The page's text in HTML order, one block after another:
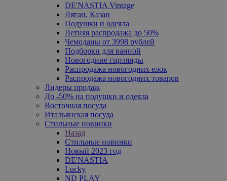
DE'NASTIA Vintage
Ляган, Казан
Подушки и одеяла
Летняя распродажа до 50%
Чемоданы от 3998 рублей
Подборки для ванной
Новогодние гирлянды
Распродажа новогодних елок
Распродажа новогодних товаров
Лидеры продаж
До -50% на подушки и одеяла
Восточная посуда
Итальянская посуда
Стильные новинки
Назад
Стильные новинки
Новый 2023 год
DE'NASTIA
Lucky
ND PLAY